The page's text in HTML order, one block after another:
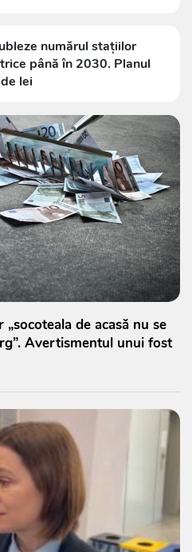
numărul stațiilor
până în 2030. Planul
lei
de acasă nu se
Avertismentul unui fost